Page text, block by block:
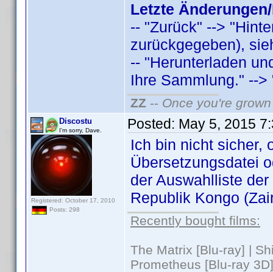
Letzte
-- "Zurück" -->
zurückgegeben),
-- "Herunterladen
Ihre Sammlung." --
ZZ -- Once you're
Discostu
I'm sorry, Dave.
Registered: October 17, 2010
Posts: 298
Posted: May 5, 2015
Ich bin nicht sicher,
Übersetzungsdatei
der Auswahlliste
Republik Kongo
Recently bought films:
The Matrix [Blu-ray] |
Prometheus [Blu-ray